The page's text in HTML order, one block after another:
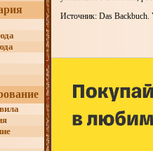
Источник: Das Backbuch.